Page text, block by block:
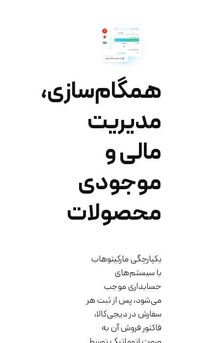
همگام‌سازی،
مدیریت
مالی و
موجودی
محصولات
یکپارچگی مارکیتوهاب
با سیستم‌های
حسابداری موجب
می‌شود، پس از ثبت هر
سفارش در دیجی‌کالا،
فاکتور فروش آن به